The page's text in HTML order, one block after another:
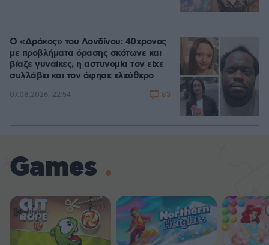
Ο «Δράκος» του Λονδίνου: 40χρονος
με προβλήματα όρασης σκότωνε και
βίαζε γυναίκες, η αστυνομία τον είχε
συλλάβει και τον άφησε ελεύθερο
07.08.2026, 22:54 83
Games